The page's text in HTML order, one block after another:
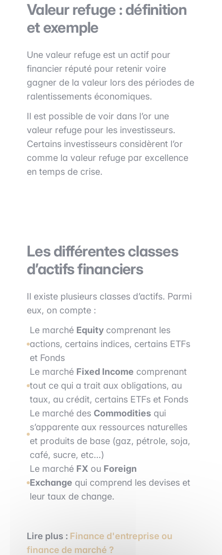
Valeur refuge : définition
et exemple
Une valeur refuge est un actif pour
financier réputé pour retenir voire
gagner de la valeur lors des périodes de
ralentissements économiques.
Il est possible de voir dans l’or une
valeur refuge pour les investisseurs.
Certains investisseurs considèrent l’or
comme la valeur refuge par excellence
en temps de crise.
Les différentes classes
d’actifs financiers
Il existe plusieurs classes d’actifs. Parmi
eux, on compte :
Le marché Equity comprenant les
actions, certains indices, certains ETFs
et Fonds
Le marché Fixed Income comprenant
tout ce qui a trait aux obligations, au
taux, au crédit, certains ETFs et Fonds
Le marché des Commodities qui
s’apparente aux ressources naturelles
et produits de base (gaz, pétrole, soja,
café, sucre, etc…)
Le marché FX ou Foreign
Exchange qui comprend les devises et
leur taux de change.
Lire plus : Finance d'entreprise ou
finance de marché ?